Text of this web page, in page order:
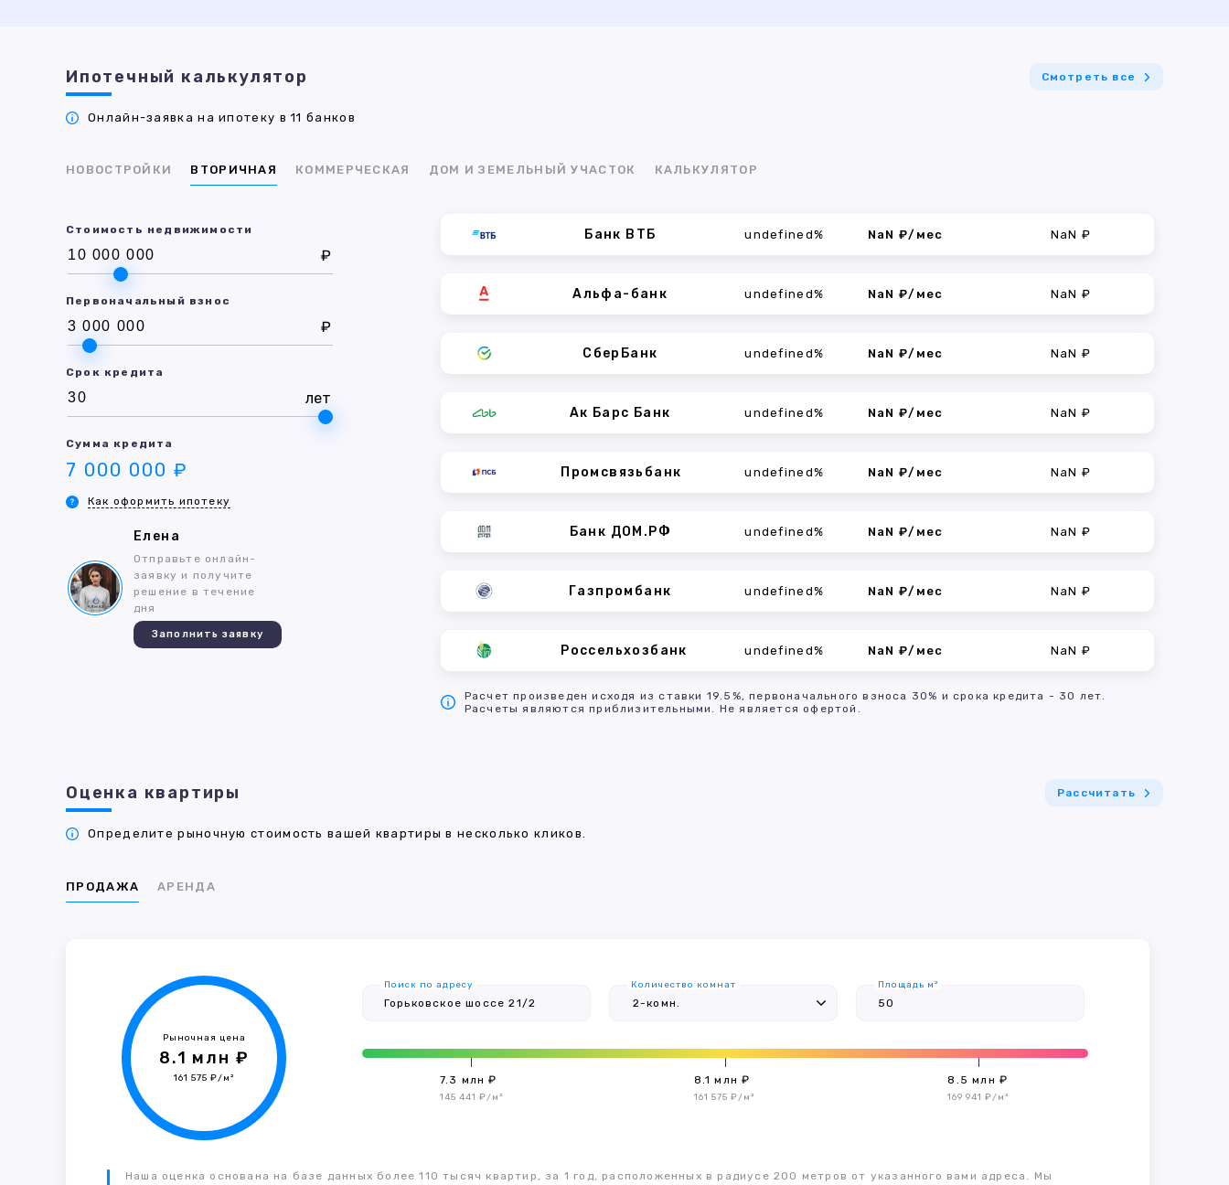
Ипотечный калькулятор Смотреть все
Онлайн-заявка на ипотеку в 11 банков
НОВОСТРОЙКИ ВТОРИЧНАЯ КОММЕРЧЕСКАЯ ДОМ И ЗЕМЕЛЬНЫЙ УЧАСТОК КАЛЬКУЛЯТОР
Стоимость недвижимости
₽
Первоначальный взнос
₽
Срок кредита
лет
Сумма кредита
7 000 000 ₽
Как оформить ипотеку
Елена
Отправьте онлайн-
заявку и получите
решение в течение
дня
Заполнить заявку
Банк ВТБ undefined% NaN ₽/мес NaN ₽
Альфа-банк undefined% NaN ₽/мес NaN ₽
СберБанк undefined% NaN ₽/мес NaN ₽
Ак Барс Банк undefined% NaN ₽/мес NaN ₽
Промсвязьбанк undefined% NaN ₽/мес NaN ₽
Банк ДОМ.РФ undefined% NaN ₽/мес NaN ₽
Газпромбанк undefined% NaN ₽/мес NaN ₽
Россельхозбанк undefined% NaN ₽/мес NaN ₽
Расчет произведен исходя из ставки 19.5%, первоначального взноса 30% и срока кредита - 30 лет.
Расчеты являются приблизительными. Не является офертой.
Оценка квартиры Рассчитать
Определите рыночную стоимость вашей квартиры в несколько кликов.
ПРОДАЖА АРЕНДА
Рыночная цена
8.1 млн ₽
161 575 ₽/м²
Поиск по адресу Количество комнат Площадь м²
7.3 млн ₽
145 441 ₽/м²
8.1 млн ₽
161 575 ₽/м²
8.5 млн ₽
169 941 ₽/м²
Наша оценка основана на базе данных более 110 тысяч квартир, за 1 год, расположенных в радиусе 200 метров от указанного вами адреса. Мы